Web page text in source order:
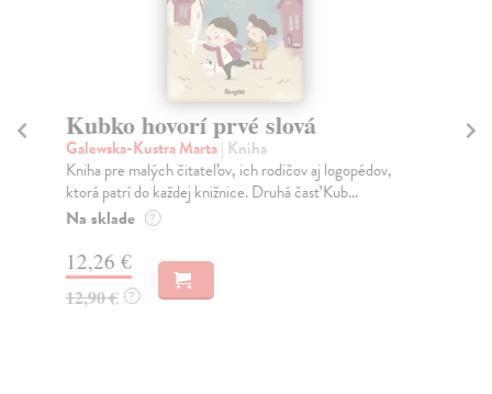
Kubko hovorí prvé slová
Galewska-Kustra Marta| Kniha
Kniha pre malých čitateľov, ich rodičov aj logopédov,
ktorá patrí do každej knižnice. Druhá časť Kub...
Na sklade ?
12,26 €
12,90 € ?